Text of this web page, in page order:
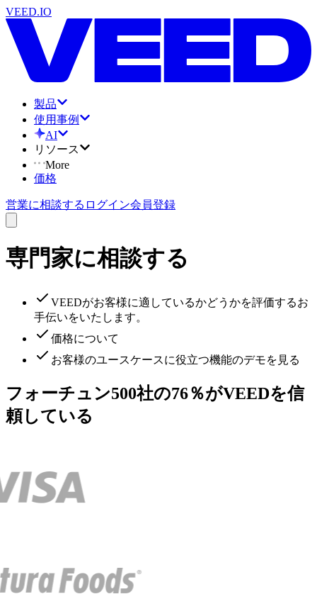
VEED.IO
製品
使用事例
AI
リソース
More
価格
営業に相談する ログイン会員登録
専門家に相談する
VEEDがお客様に適しているかどうかを評価するお
手伝いをいたします。
価格について
お客様のユースケースに役立つ機能のデモを見る
フォーチュン500社の76％がVEEDを信
頼している